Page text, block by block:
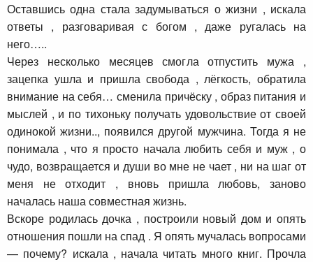
Оставшись одна стала задумываться о жизни , искала
ответы , разговаривая с богом , даже ругалась на
него…..
Через несколько месяцев смогла отпустить мужа ,
зацепка ушла и пришла свобода , лёгкость, обратила
внимание на себя… сменила причёску , образ питания и
мыслей , и по тихоньку получать удовольствие от своей
одинокой жизни.., появился другой мужчина. Тогда я не
понимала , что я просто начала любить себя и муж , о
чудо, возвращается и души во мне не чает , ни на шаг от
меня не отходит , вновь пришла любовь, заново
началась наша совместная жизнь.
Вскоре родилась дочка , построили новый дом и опять
отношения пошли на спад . Я опять мучалась вопросами
— почему? искала , начала читать много книг. Прочла